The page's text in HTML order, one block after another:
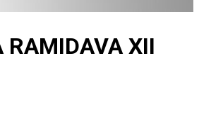
RAMIDAVA XII